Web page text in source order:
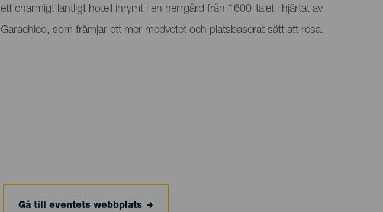
ett charmigt lantligt hotell inrymt i en herrgård från 1600-talet i hjärtat av
Garachico, som främjar ett mer medvetet och platsbaserat sätt att resa.
Gå till eventets webbplats